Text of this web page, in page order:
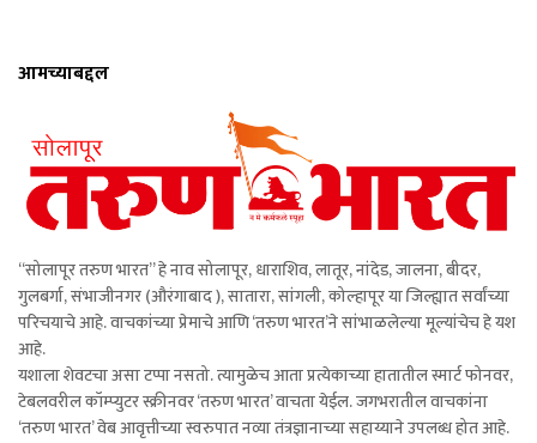
आमच्याबद्दल
“सोलापूर तरुण भारत” हे नाव सोलापूर, धाराशिव, लातूर, नांदेड, जालना, बीदर,
गुलबर्गा, संभाजीनगर (औरंगाबाद ), सातारा, सांगली, कोल्हापूर या जिल्ह्यात सर्वांच्या
परिचयाचे आहे. वाचकांच्या प्रेमाचे आणि ‘तरुण भारत’ने सांभाळलेल्या मूल्यांचेच हे यश
आहे.
यशाला शेवटचा असा टप्पा नसतो. त्यामुळेच आता प्रत्येकाच्या हातातील स्मार्ट फोनवर,
टेबलवरील कॉम्प्युटर स्क्रीनवर ‘तरुण भारत’ वाचता येईल. जगभरातील वाचकांना
‘तरुण भारत’ वेब आवृत्तीच्या स्वरुपात नव्या तंत्रज्ञानाच्या सहाय्याने उपलब्ध होत आहे.